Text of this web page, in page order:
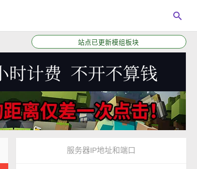
search
站点已更新模组板块
服务器IP地址和端口